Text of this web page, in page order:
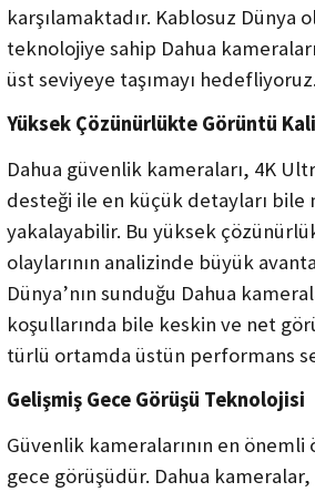
karşılamaktadır. Kablosuz Dünya
teknolojiye sahip Dahua
üst seviyeye taşımayı hedefliyoruz.
Yüksek Çözünürlükte Görüntü
Dahua güvenlik kameraları, 4K
desteği ile en küçük detayları bile
yakalayabilir. Bu yüksek
olaylarının analizinde büyük
Dünya’nın sunduğu Dahua
koşullarında bile keskin ve net
türlü ortamda üstün performans
Gelişmiş Gece Görüşü Teknolojisi
Güvenlik kameralarının en
gece görüşüdür. Dahua kameralar,